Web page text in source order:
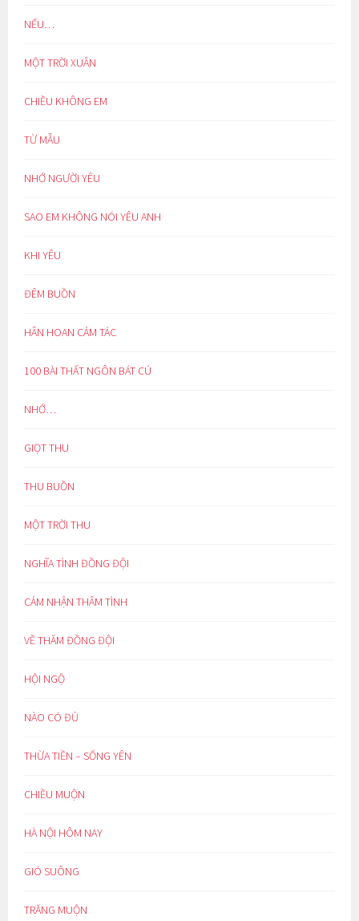
NẾU…
MỘT TRỜI XUÂN
CHIỀU KHÔNG EM
TỪ MẪU
NHỚ NGƯỜI YÊU
SAO EM KHÔNG NÓI YÊU ANH
KHI YÊU
ĐÊM BUỒN
HÂN HOAN CẢM TÁC
100 BÀI THẤT NGÔN BÁT CÚ
NHỚ…
GIỌT THU
THU BUỒN
MỘT TRỜI THU
NGHĨA TÌNH ĐỒNG ĐỘI
CẢM NHẬN THÂM TÌNH
VỀ THĂM ĐỒNG ĐỘI
HỘI NGỘ
NÀO CÓ ĐỦ
THỪA TIỀN – SỐNG YÊN
CHIỀU MUỘN
HÀ NỘI HÔM NAY
GIÓ SUÔNG
TRĂNG MUỘN